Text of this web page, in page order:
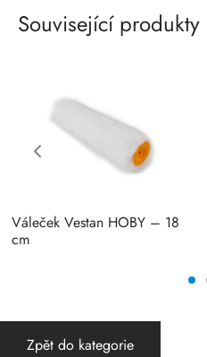
Související produkty
Váleček Vestan HOBY – 18
cm
Zpět do kategorie